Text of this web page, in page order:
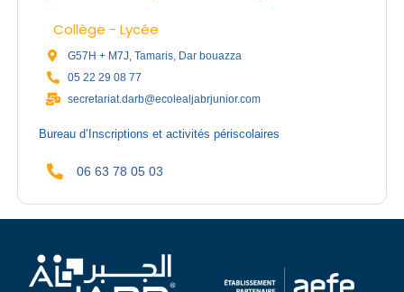
Collège - Lycée
G57H + M7J, Tamaris, Dar bouazza
05 22 29 08 77
secretariat.darb@ecolealjabrjunior.com
Bureau d’Inscriptions et activités périscolaires
06 63 78 05 03